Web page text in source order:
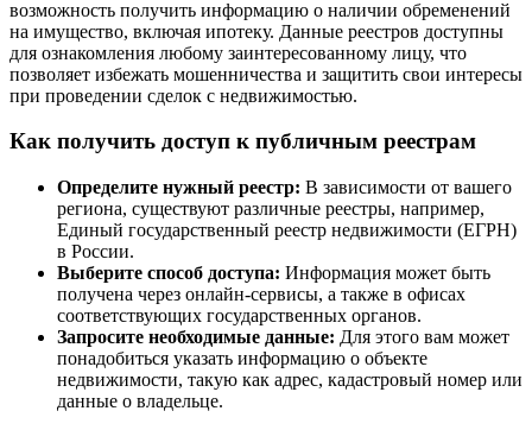
возможность получить информацию о наличии обременений
на имущество, включая ипотеку. Данные реестров доступны
для ознакомления любому заинтересованному лицу, что
позволяет избежать мошенничества и защитить свои интересы
при проведении сделок с недвижимостью.
Как получить доступ к публичным реестрам
Определите нужный реестр: В зависимости от вашего
региона, существуют различные реестры, например,
Единый государственный реестр недвижимости (ЕГРН)
в России.
Выберите способ доступа: Информация может быть
получена через онлайн-сервисы, а также в офисах
соответствующих государственных органов.
Запросите необходимые данные: Для этого вам может
понадобиться указать информацию о объекте
недвижимости, такую как адрес, кадастровый номер или
данные о владельце.